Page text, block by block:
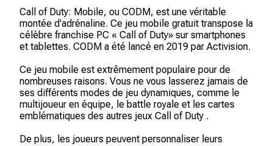
Call of Duty: Mobile, ou CODM, est une véritable
montée d'adrénaline. Ce jeu mobile gratuit transpose la
célèbre franchise PC « Call of Duty» sur smartphones
et tablettes. CODM a été lancé en 2019 par Activision.
Ce jeu mobile est extrêmement populaire pour de
nombreuses raisons. Vous ne vous lasserez jamais de
ses différents modes de jeu dynamiques, comme le
multijoueur en équipe, le battle royale et les cartes
emblématiques des autres jeux Call of Duty .
De plus, les joueurs peuvent personnaliser leurs